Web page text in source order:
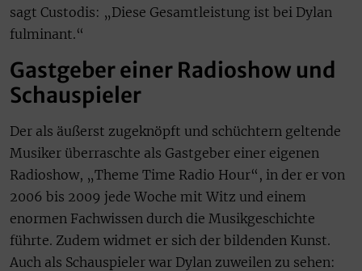
sagt Custodis: „Diese Gesamtleistung ist bei Dylan
fulminant.“
Gastgeber einer Radioshow und
Schauspieler
Der als äußerst zugeknöpft und schüchtern geltende
Musiker überraschte als Gastgeber einer eigenen
Radioshow, „Theme Time Radio Hour“, in der er von
2006 bis 2009 jede Woche mit Witz und einem
enormen Fachwissen durch die Musikgeschichte
führte. Zudem widmet er sich der bildenden Kunst.
Auch als Schauspieler war Dylan zuweilen zu sehen: